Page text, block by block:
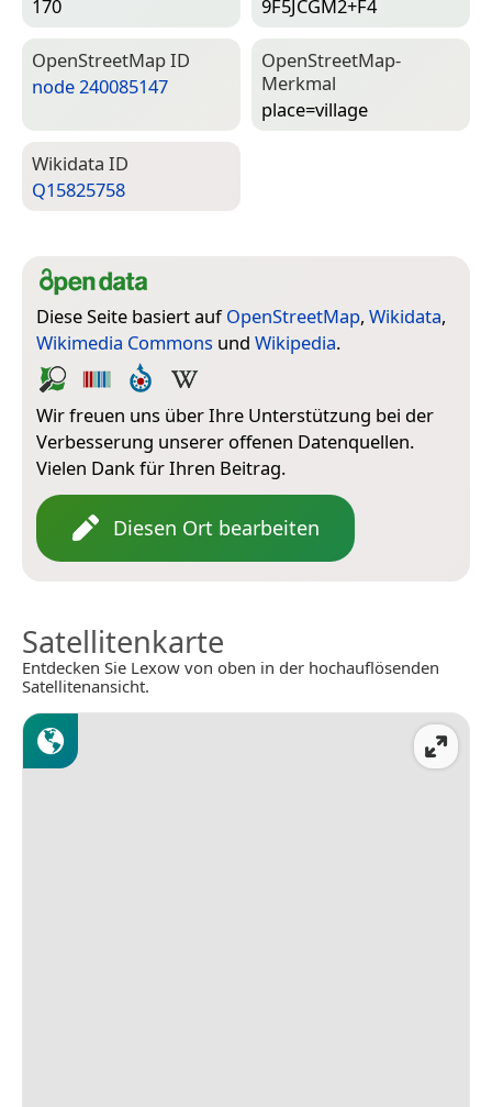
170 9F5JCGM2+F4
Open­Street­Map ID
node 240085147
Open­Street­Map-
Merkmal
place=­village
Wiki­data ID
Q15825758
Diese Seite basiert aufOpenStreetMap, Wikidata,
Wikimedia Commons und Wikipedia.
Wir freuen uns über Ihre Unterstützung bei der
Verbesserung unserer offenen Datenquellen.
Vielen Dank für Ihren Beitrag.
Diesen Ort bearbeiten
Satellitenkarte
Entdecken Sie Lexow von oben in der hochauflösenden
Satellitenansicht.